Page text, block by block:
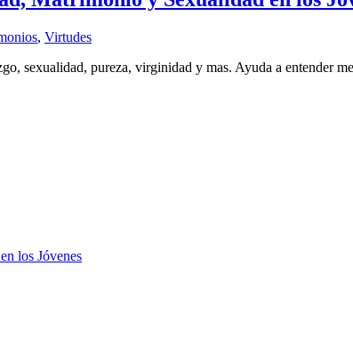
, Virtudes
sexualidad, pureza, virginidad y mas. Ayuda a entender
los Jóvenes